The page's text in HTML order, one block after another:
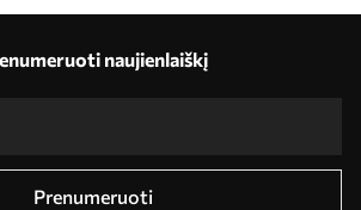
naujienlaiškį
Prenumeruoti